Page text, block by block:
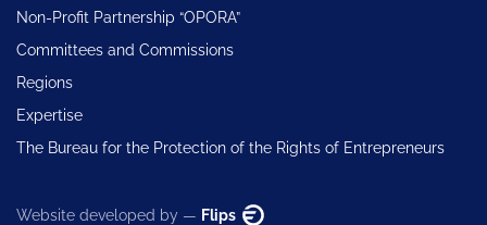
Non-Profit Partnership “OPORA”
Committees and Commissions
Regions
Expertise
The Bureau for the Protection of the Rights of Entrepreneurs
Website developed by — Flips